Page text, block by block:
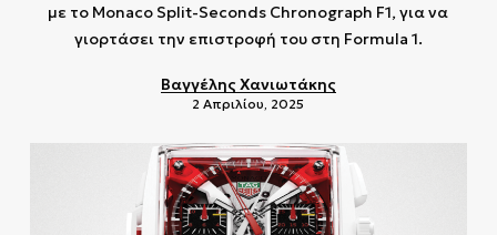
με το Monaco Split-Seconds Chronograph F1, για να
γιορτάσει την επιστροφή του στη Formula 1.
Βαγγέλης Χανιωτάκης
2 Απριλίου, 2025